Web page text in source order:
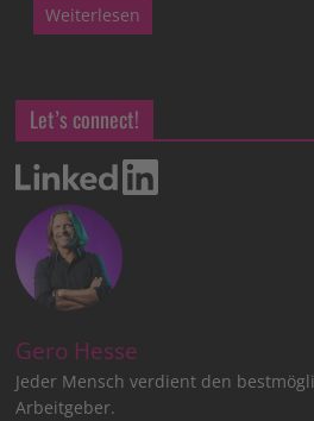
Weiterlesen
Let’s connect!
Gero Hesse
Jeder Mensch verdient den
Arbeitgeber.